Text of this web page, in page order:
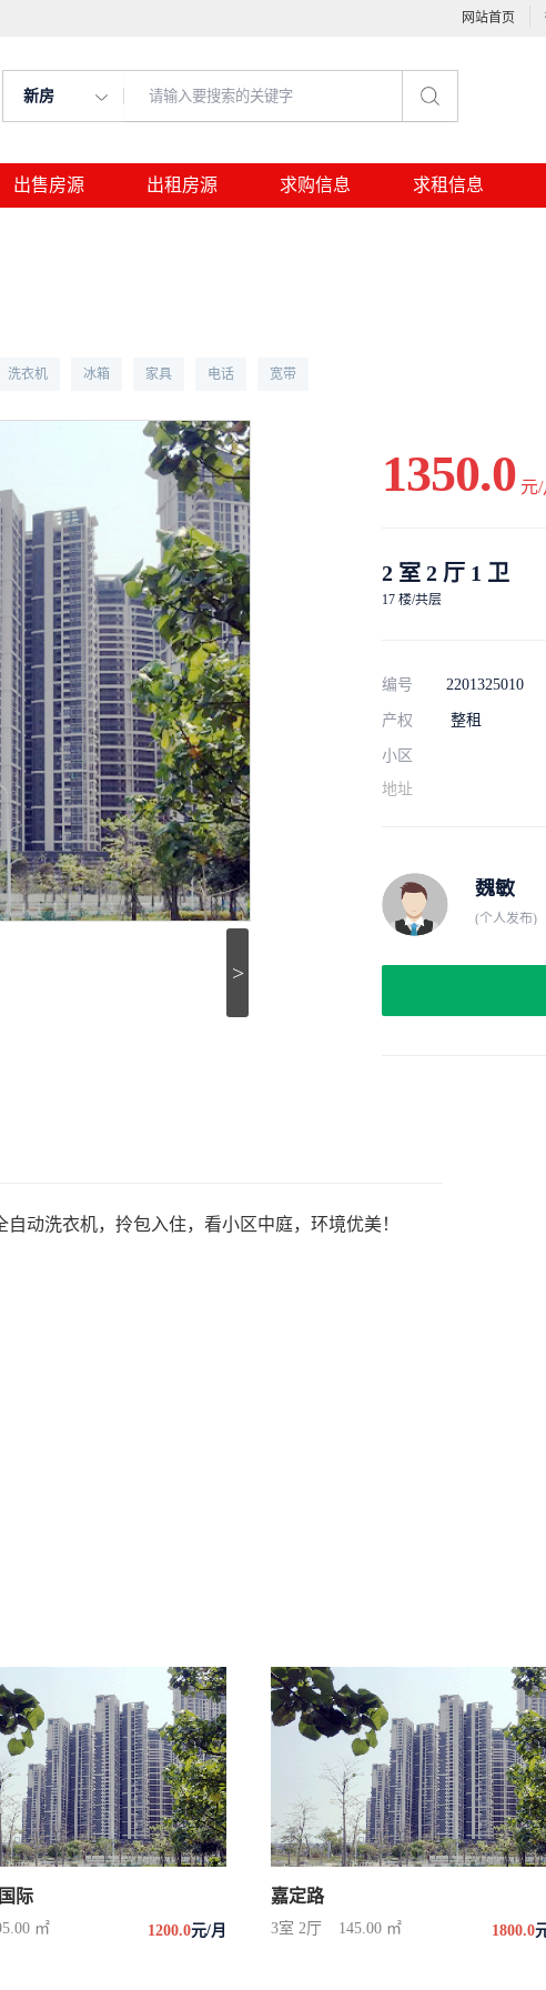
网站首页
新房
出售房源 出租房源 求购信息 求租信息
洗衣机 冰箱 家具 电话 宽带
>
1350.0 元/
2 室 2 厅 1 卫
17 楼/共层
编号 2201325010
产权 整租
小区
地址
魏敏
(个人发布)
动洗衣机，拎包入住，看小区中庭，环境优美！
际
㎡ 1200.0元/月
嘉定路
3室 2厅 145.00 ㎡ 1800.0